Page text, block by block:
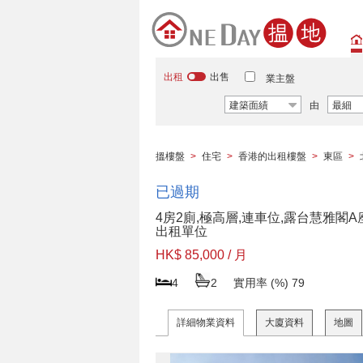
出租 出售 業主盤
建築面績 由 最細
搵樓盤 > 住宅 > 香港的出租樓盤 > 東區 >
已過期
4房2廁,極高層,連車位,露台慧雅閣A
出租單位
HK$ 85,000 / 月
4 2 實用率 (%) 79
詳細物業資料 大廈資料 地圖